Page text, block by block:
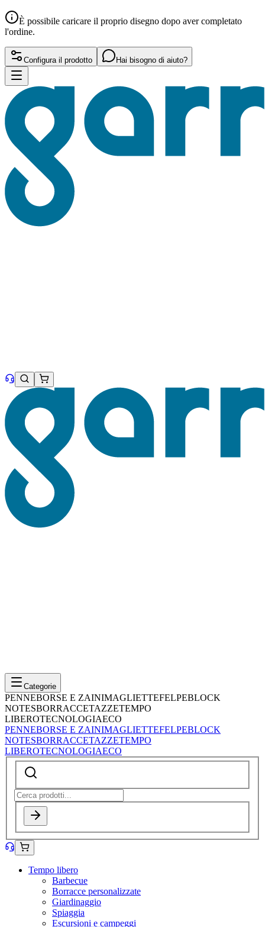
È possibile caricare il proprio disegno dopo aver completato
l'ordine.
Configura il prodotto Hai bisogno di aiuto?
Categorie
PENNEBORSE E ZAINIMAGLIETTEFELPEBLOCK
NOTESBORRACCETAZZETEMPO
LIBEROTECNOLOGIAECO
PENNEBORSE E ZAINIMAGLIETTEFELPEBLOCK
NOTESBORRACCETAZZETEMPO
LIBEROTECNOLOGIAECO
Tempo libero
Barbecue
Borracce personalizzate
Giardinaggio
Spiaggia
Escursioni e campeggi